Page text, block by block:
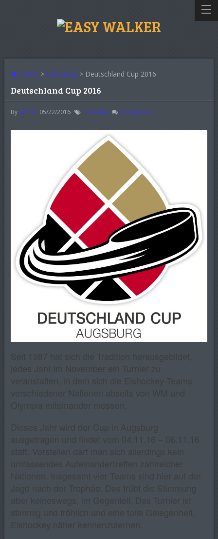
Home > Eishockey> Deutschland Cup 2016
Deutschland Cup 2016
By admin 05/22/2016 Eishockey 0Comment
Seit 1987 hat sich die Tradition herausgebildet,
jedes Jahr im November ein Turnier zu
veranstalten, in dem sich die Eishockey-Teams
verschiedener Nationen abseits von WM und
Olympia miteinander messen.
Dieses Jahr wird der Cup in Augsburg
ausgetragen und findet vom 04.11.16 – 06.11.16
statt. Vorstellen darf man sich allerdings kein
umfassendes Aufeinandertreffen zahlreicher
Nationen. Insgesamt vier Teams sind hier auf der
Jagd nach der Trophäe. Das trübt die Stimmung
aber keineswegs, im Gegenteil. Das Turnier ist
stimmig und fröhlich und eine tolle Gelegenheit,
Eishockey näher kennenzulernen.